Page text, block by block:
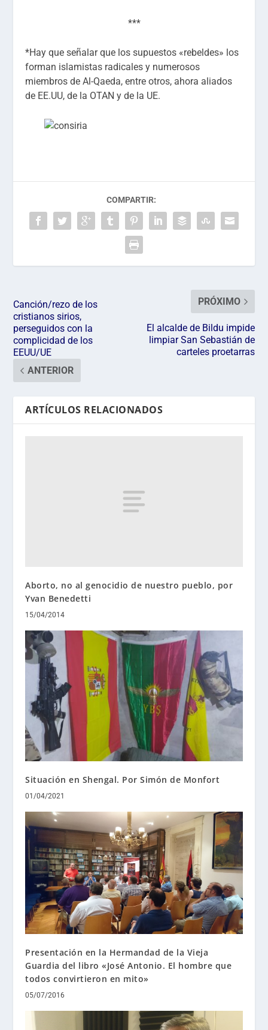
***
*Hay que señalar que los supuestos «rebeldes» los
forman islamistas radicales y numerosos
miembros de Al-Qaeda, entre otros, ahora aliados
de EE.UU, de la OTAN y de la UE.
COMPARTIR:
Canción/rezo de los
cristianos sirios,
perseguidos con la
complicidad de los
EEUU/UE
ANTERIOR
PRÓXIMO
El alcalde de Bildu impide
limpiar San Sebastián de
carteles proetarras
ARTÍCULOS RELACIONADOS
Aborto, no al genocidio de nuestro pueblo, por
Yvan Benedetti
15/04/2014
Situación en Shengal. Por Simón de Monfort
01/04/2021
Presentación en la Hermandad de la Vieja
Guardia del libro «José Antonio. El hombre que
todos convirtieron en mito»
05/07/2016